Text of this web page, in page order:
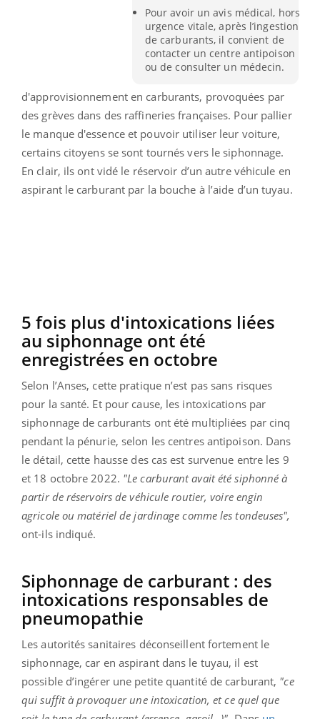
Pour avoir un avis médical, hors
urgence vitale, après l’ingestion
de carburants, il convient de
contacter un centre antipoison
ou de consulter un médecin.
d'approvisionnement en carburants, provoquées par
des grèves dans des raffineries françaises. Pour pallier
le manque d'essence et pouvoir utiliser leur voiture,
certains citoyens se sont tournés vers le siphonnage.
En clair, ils ont vidé le réservoir d’un autre véhicule en
aspirant le carburant par la bouche à l’aide d’un tuyau.
5 fois plus d'intoxications liées
au siphonnage ont été
enregistrées en octobre
Selon l’Anses, cette pratique n’est pas sans risques
pour la santé. Et pour cause, les intoxications par
siphonnage de carburants ont été multipliées par cinq
pendant la pénurie, selon les centres antipoison. Dans
le détail, cette hausse des cas est survenue entre les 9
et 18 octobre 2022. "Le carburant avait été siphonné à
partir de réservoirs de véhicule routier, voire engin
agricole ou matériel de jardinage comme les tondeuses",
ont-ils indiqué.
Siphonnage de carburant : des
intoxications responsables de
pneumopathie
Les autorités sanitaires déconseillent fortement le
siphonnage, car en aspirant dans le tuyau, il est
possible d’ingérer une petite quantité de carburant, "ce
qui suffit à provoquer une intoxication, et ce quel que